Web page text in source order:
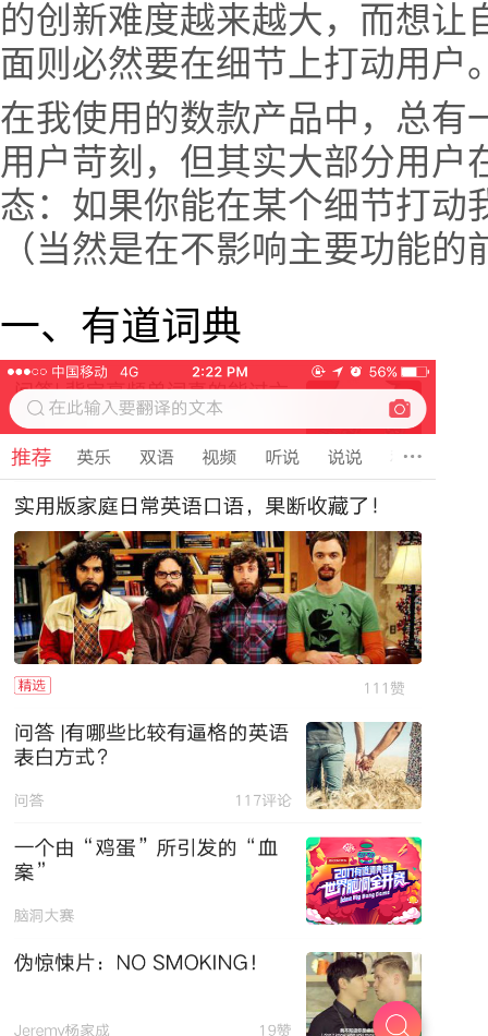
的创新难度越来越大，而想让
面则必然要在细节上打动用户
在我使用的数款产品中，总有
用户苛刻，但其实大部分用户
态：如果你能在某个细节打动
（当然是在不影响主要功能的
一、有道词典